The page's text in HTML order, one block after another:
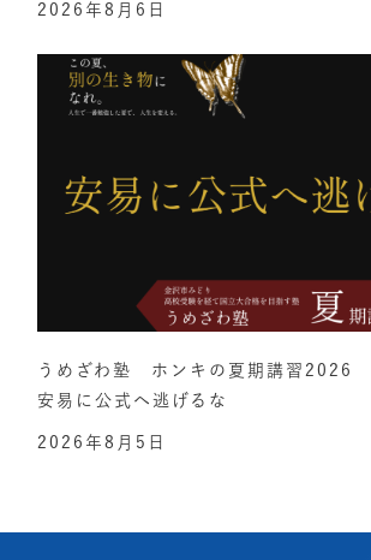
2026年8月6日
うめざわ塾 ホンキの夏期講習
安易に公式へ逃げるな
2026年8月5日